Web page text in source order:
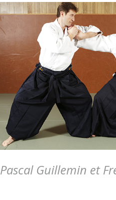
Pascal Guillemin et